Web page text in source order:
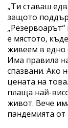
„Ти ставаш
защото
е мястото,
живеем в едно
Има правила
спазвани. Ако
цената на
плаща най-
живот. Вече
пандемията от